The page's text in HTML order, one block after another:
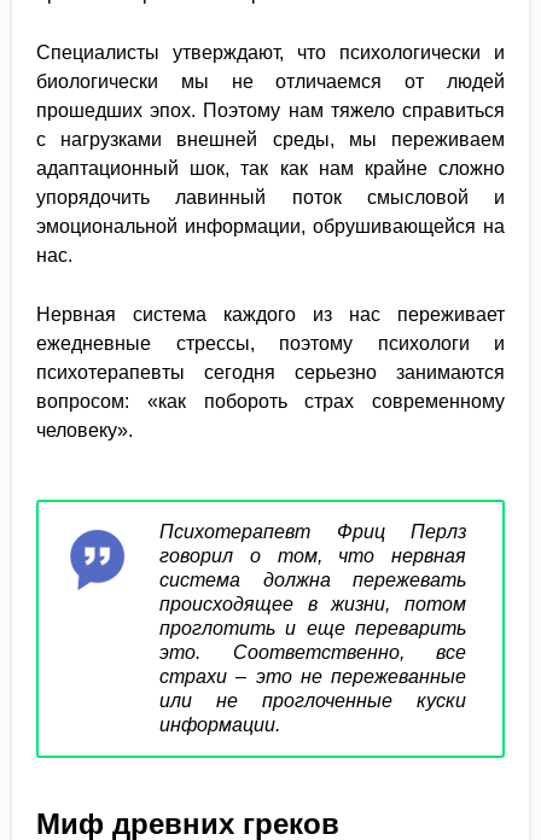
Специалисты утверждают, что психологически и
биологически мы не отличаемся от людей
прошедших эпох. Поэтому нам тяжело справиться
с нагрузками внешней среды, мы переживаем
адаптационный шок, так как нам крайне сложно
упорядочить лавинный поток смысловой и
эмоциональной информации, обрушивающейся на
нас.
Нервная система каждого из нас переживает
ежедневные стрессы, поэтому психологи и
психотерапевты сегодня серьезно занимаются
вопросом: «как побороть страх современному
человеку».
Психотерапевт Фриц Перлз
говорил о том, что нервная
система должна пережевать
происходящее в жизни, потом
проглотить и еще переварить
это. Соответственно, все
страхи – это не пережеванные
или не проглоченные куски
информации.
Миф древних греков